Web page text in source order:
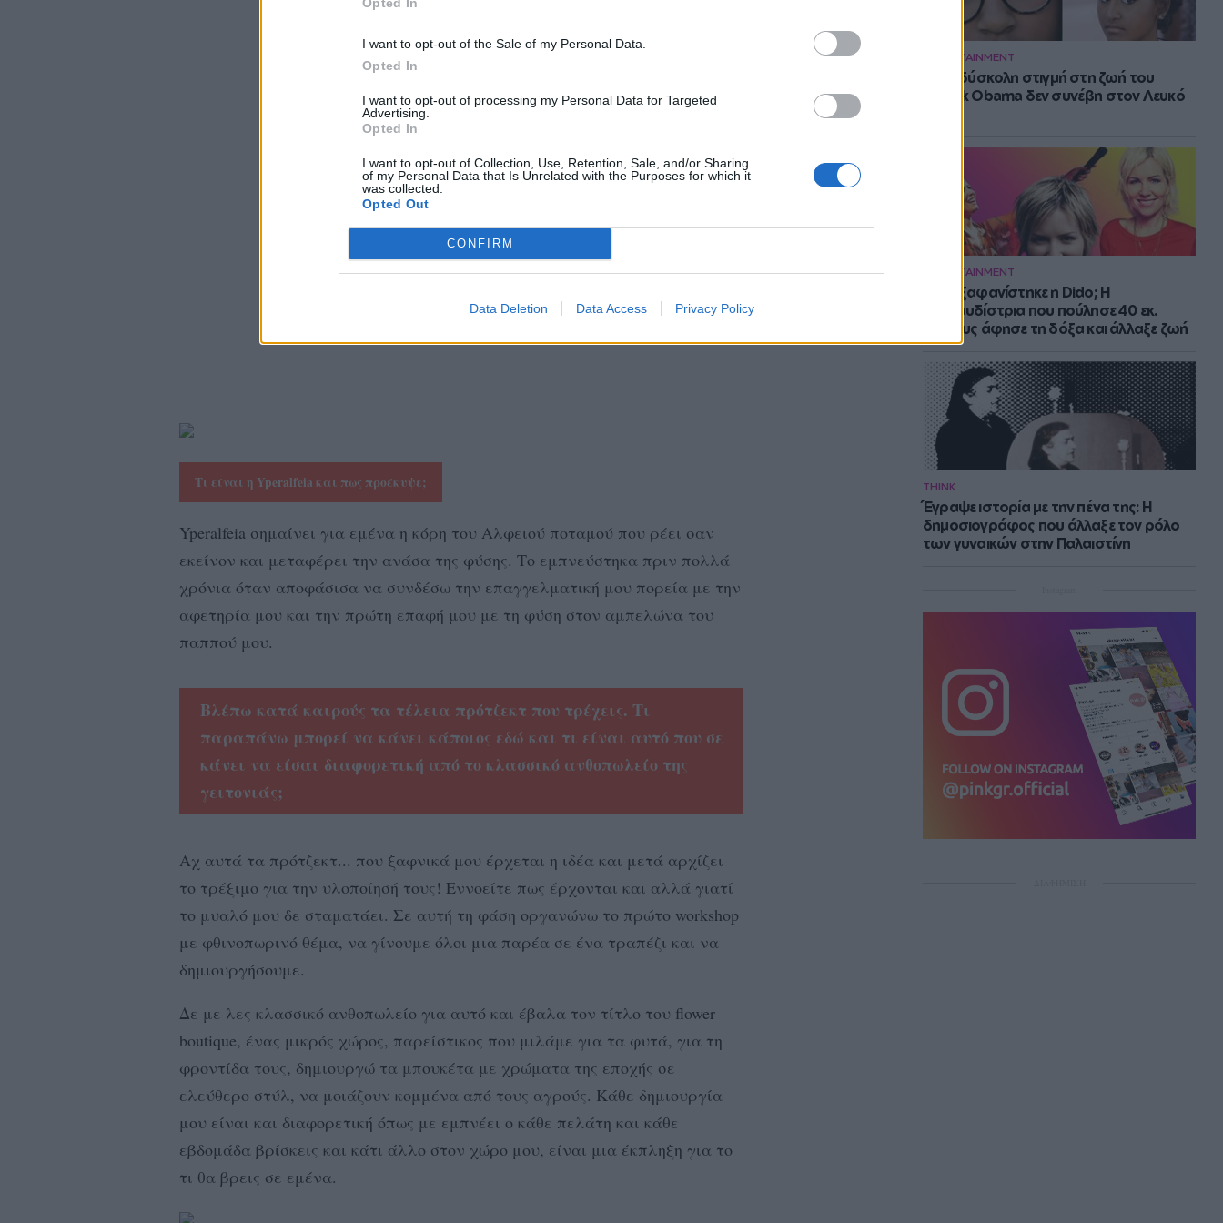
I want to opt-out of the Sale of my Personal Data.
Opted In
I want to opt-out of processing my Personal Data for Targeted
Advertising.
Opted In
I want to opt-out of Collection, Use, Retention, Sale, and/or Sharing
of my Personal Data that Is Unrelated with the Purposes for which it
was collected.
Opted Out
CONFIRM
Data Deletion Data Access Privacy Policy
ENTERTAINMENT
Η πιο δύσκολη στιγμή στη ζωή του
Barack Obama δεν συνέβη στον Λευκό
ENTERTAINMENT
Πού εξαφανίστηκε η Dido; Η
τραγουδίστρια που πούλησε 40 εκ.
δίσκους άφησε τη δόξα και άλλαξε ζωή
THINK
Έγραψε ιστορία με την πένα της: Η
δημοσιογράφος που άλλαξε τον ρόλο
των γυναικών στην Παλαιστίνη
Τι είναι η Yperalfeia και πως προέκυψε;
Yperalfeia σημαίνει για εμένα η κόρη του Αλφειού ποταμού που ρέει σαν
εκείνον και μεταφέρει την ανάσα της φύσης. Το εμπνεύστηκα πριν πολλά
χρόνια όταν αποφάσισα να συνδέσω την επαγγελματική μου πορεία με την
αφετηρία μου και την πρώτη επαφή μου με τη φύση στον αμπελώνα του
παππού μου.
Βλέπω κατά καιρούς τα τέλεια πρότζεκτ που τρέχεις. Τι
παραπάνω μπορεί να κάνει κάποιος εδώ και τι είναι αυτό που σε
κάνει να είσαι διαφορετική από το κλασσικό ανθοπωλείο της
γειτονιάς;
Αχ αυτά τα πρότζεκτ... που ξαφνικά μου έρχεται η ιδέα και μετά αρχίζει
το τρέξιμο για την υλοποίησή τους! Εννοείτε πως έρχονται και αλλά γιατί
το μυαλό μου δε σταματάει. Σε αυτή τη φάση οργανώνω το πρώτο workshop
με φθινοπωρινό θέμα, να γίνουμε όλοι μια παρέα σε ένα τραπέζι και να
δημιουργήσουμε.
Δε με λες κλασσικό ανθοπωλείο για αυτό και έβαλα τον τίτλο του flower
boutique, ένας μικρός χώρος, παρείστικος που μιλάμε για τα φυτά, για τη
φροντίδα τους, δημιουργώ τα μπουκέτα με χρώματα της εποχής σε
ελεύθερο στύλ, να μοιάζουν κομμένα από τους αγρούς. Κάθε δημιουργία
μου είναι και διαφορετική όπως με εμπνέει ο κάθε πελάτη και κάθε
εβδομάδα βρίσκεις και κάτι άλλο στον χώρο μου, είναι μια έκπληξη για το
τι θα βρεις σε εμένα.